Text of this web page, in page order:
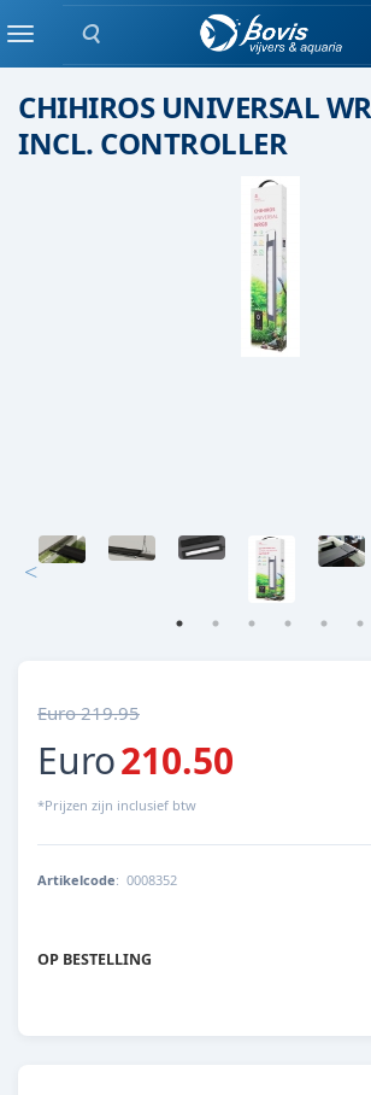
Zoeken
MenuChihiros
CHIHIROS UNIVERSAL
INCL. CONTROLLER
Euro 219.95
Euro210.50
*Prijzen zijn inclusief btw
Artikelcode: 0008352
4043366312024
OP BESTELLING